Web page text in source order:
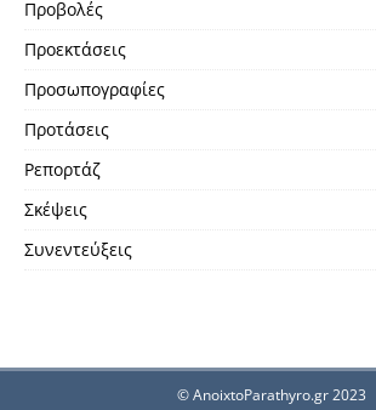
Προβολές
Προεκτάσεις
Προσωπογραφίες
Προτάσεις
Ρεπορτάζ
Σκέψεις
Συνεντεύξεις
© AnoixtoParathyro.gr 2023